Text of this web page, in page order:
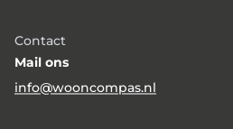
Contact
Mail ons
info@wooncompas.nl